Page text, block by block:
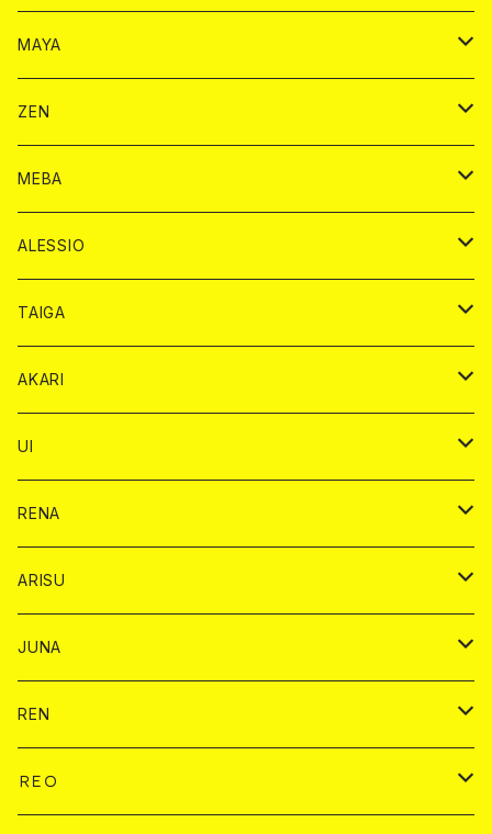
モエシャンドン カード
ヴーヴクリコ カード
BAIKA カード
ノーマル カード
プレミアム カード
ドリンク カード
１ドリンクカード
ショット
チェキ カード
チェキ １５００円
シャンパン カード
モエシャンドン カード
ヴーヴクリコ カード
BAIKA カード
ノーマル カード
プレミアム カード
ドリンク カード
１ドリンク カード
ショット
チェキ カード
チェキ １５００円
MAYA
ドリンク
1ドリンク
ショット
チェキ
BAIKA
ZEN
ドリンク
シャンパン
ショット
チェキ
BAIKA
MEBA
ドリンク
シャンパンカード
ドリンクカード
チップ
チェキ
ALESSIO
ドリンク
シャンパン
1ドリンク
チップ
TAIGA
ドリンク
シャンパン
1ドリンク
チップ
AKARI
ドリンク
1ドリンク
ショット
UI
バイカ
ドリンク
シャンパン
ドリンク
チェキ
RENA
バイカ
ドリンク
ドリンク
ヤードグラス
チェキ
ARISU
バイカ
ドリンク
ドリンク
チェキ
JUNA
バイカ
ドリンク
REN
バイカ
ＲＥＯ